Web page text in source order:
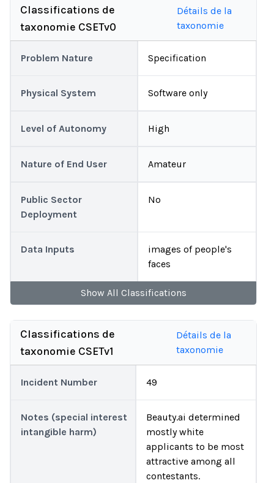
Classifications de
taxonomie CSETv0
Détails de la
taxonomie
Problem Nature Specification
Physical System Software only
Level of Autonomy High
Nature of End User Amateur
Public Sector
Deployment
No
Data Inputs
images of people's
faces
Show All Classifications
Classifications de
taxonomie CSETv1
Détails de la
taxonomie
Incident Number 49
Notes (special interest
intangible harm)
Beauty.ai determined
mostly white
applicants to be most
attractive among all
contestants.